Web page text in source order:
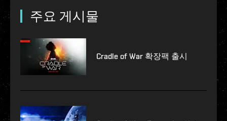
주요 게시물
Cradle of War 확장팩 출시